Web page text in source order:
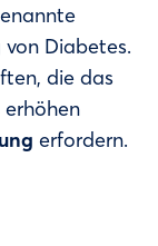
Diabetes.
die das
erfordern.